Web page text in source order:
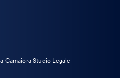
Camaiora Studio Legale